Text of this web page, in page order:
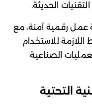
الحديثة.
عمل رقمية آمنة، مع
للاستخدام
الصناعية
التحتية